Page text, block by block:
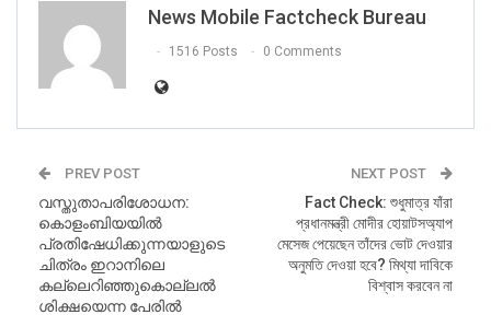
News Mobile Factcheck Bureau
1516 Posts 0 Comments
PREV POST
വസ്തുതാപരിശോധന:
കൊളംബിയയില്‍
പ്രതിഷേധിക്കുന്നയാളുടെ
ചിത്രം ഇറാനിലെ
കല്ലെറിഞ്ഞുകൊല്ലല്‍
ശിക്ഷയെന്ന പേരില്‍
NEXT POST
Fact Check: শুধুমাত্র যাঁরা
প্রধানমন্ত্রী মোদীর হোয়াটসঅ্যাপ
মেসেজ পেয়েছেন তাঁদের ভোট দেওয়ার
অনুমতি দেওয়া হবে? মিথ্যা দাবিকে
বিশ্বাস করবেন না